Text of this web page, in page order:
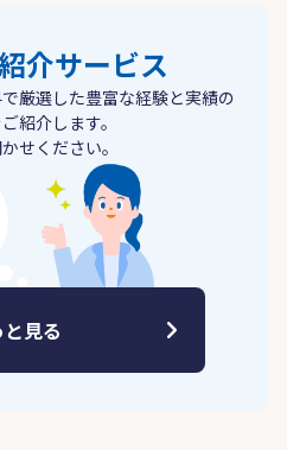
介サービス
厳選した豊富な経験と実績の
紹介します。
せください。
見る